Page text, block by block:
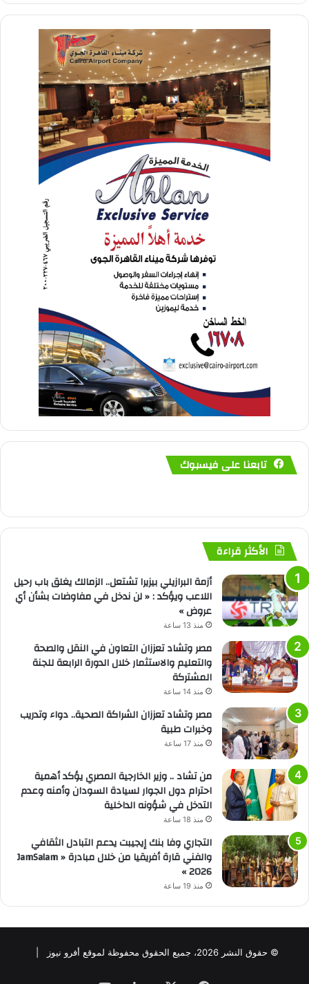
تابعنا على فيسبوك
الأكثر قراءة
أزمة البرازيلي بيزيرا تشتعل.. الزمالك يغلق باب رحيل
اللاعب ويؤكد : « لن ندخل في مفاوضات بشأن أي
عروض »
منذ 13 ساعة
مصر وتشاد تعززان التعاون في النقل والصحة
والتعليم والاستثمار خلال الدورة الرابعة للجنة
المشتركة
منذ 14 ساعة
مصر وتشاد تعززان الشراكة الصحية.. دواء وتدريب
وخبرات طبية
منذ 17 ساعة
من تشاد .. وزير الخارجية المصري يؤكد أهمية
احترام دول الجوار لسيادة السودان وأمنه وعدم
التدخل في شؤونه الداخلية
منذ 18 ساعة
التجاري وفا بنك إيجيبت يدعم التبادل الثقافي
والفني قارة أفريقيا من خلال مبادرة « JamSalam
2026 »
منذ 19 ساعة
© حقوق النشر 2026، جميع الحقوق محفوظة لموقع أفرو نيوز |